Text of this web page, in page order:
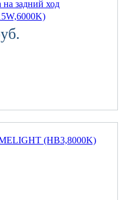
задний ход